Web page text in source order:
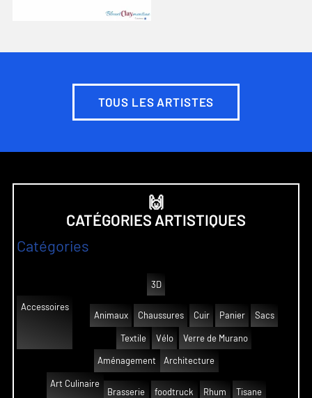
TOUS LES ARTISTES
🙌
CATÉGORIES ARTISTIQUES
Catégories
3D
Accessoires
Animaux
Chaussures Cuir Panier Sacs
Textile Vélo Verre de Murano
Aménagement Architecture
Art Culinaire
Brasserie
foodtruck Rhum Tisane